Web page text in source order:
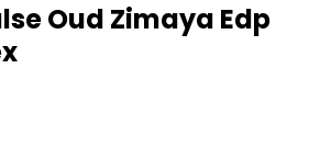
Oud Zimaya Edp